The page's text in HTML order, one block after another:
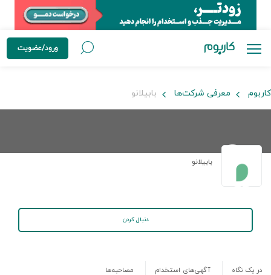
ورود/عضویت
کاربوم معرفی شرکت‌ها بابیلانو
بابیلانو
دنبال کردن
در یک نگاه آگهی‌های استخدام مصاحبه‌ها